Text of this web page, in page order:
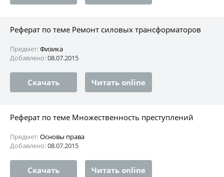
Реферат по теме Ремонт силовых трансформаторов
Предмет:Физика
Добавлено:08.07.2015
Скачать Читать online
Реферат по теме Множественность преступлений
Предмет:Основы права
Добавлено:08.07.2015
Скачать Читать online